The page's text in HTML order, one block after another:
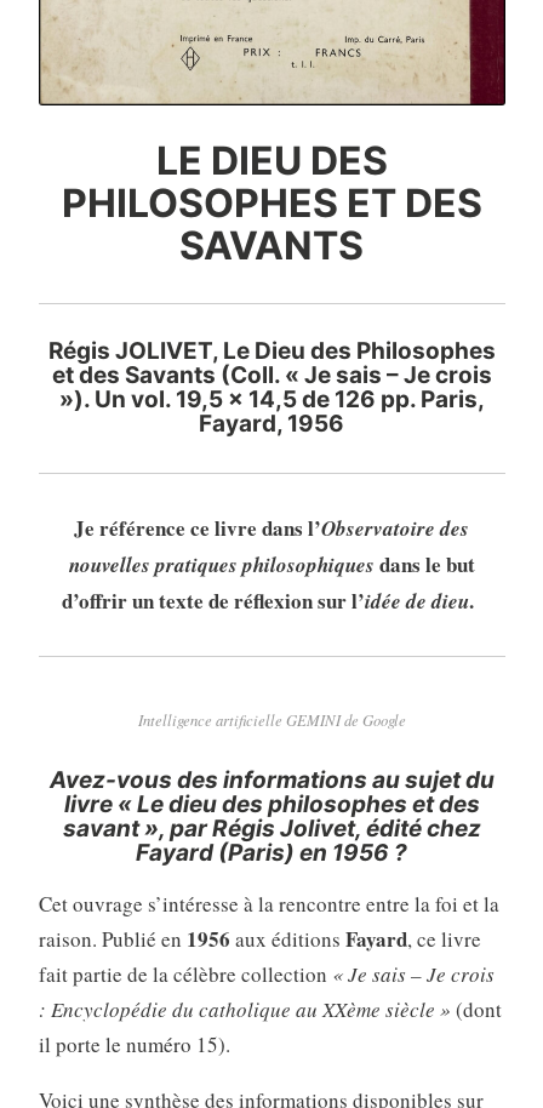
LE DIEU DES
PHILOSOPHES ET DES
SAVANTS
Régis JOLIVET, Le Dieu des Philosophes
et des Savants (Coll. « Je sais – Je crois
»). Un vol. 19,5 x 14,5 de 126 pp. Paris,
Fayard, 1956
Je référence ce livre dans l’Observatoire des
nouvelles pratiques philosophiques dans le but
d’offrir un texte de réflexion sur l’idée de dieu.
Intelligence artificielle GEMINI de Google
Avez-vous des informations au sujet du
livre «Le dieu des philosophes et des
savant », par Régis Jolivet, édité chez
Fayard (Paris) en 1956 ?
Cet ouvrage s’intéresse à la rencontre entre la foi et la
raison. Publié en 1956 aux éditions Fayard, ce livre
fait partie de la célèbre collection « Je sais – Je crois
: Encyclopédie du catholique au XXème siècle » (dont
il porte le numéro 15).
Voici une synthèse des informations disponibles sur